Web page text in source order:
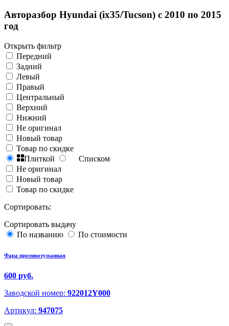
Авторазбор Hyundai (ix35/Tucson) с 2010 по 2015
год
Открыть фильтр
Передний
Задний
Левый
Правый
Центральный
Верхний
Нижний
Не оригинал
Новый товар
Товар по скидке
Плиткой
Списком
Не оригинал
Новый товар
Товар по скидке
Сортировать:
Сортировать выдачу
По названию
По стоимости
Фара противотуманная
600 руб.
Заводской номер: 922012Y000
Артикул: 947075